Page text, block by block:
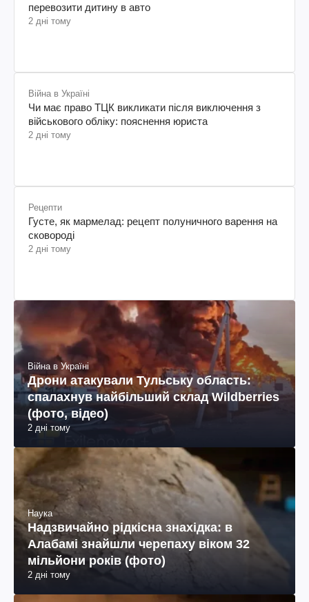
перевозити дитину в авто
2 дні тому
Війна в Україні
Чи має право ТЦК викликати після виключення з
військового обліку: пояснення юриста
2 дні тому
Рецепти
Густе, як мармелад: рецепт полуничного варення на
сковороді
2 дні тому
Війна в Україні
Дрони атакували Тульську область:
спалахнув найбільший склад Wildberries
(фото, відео)
2 дні тому
Наука
Надзвичайно рідкісна знахідка: в
Алабамі знайшли черепаху віком 32
мільйони років (фото)
2 дні тому